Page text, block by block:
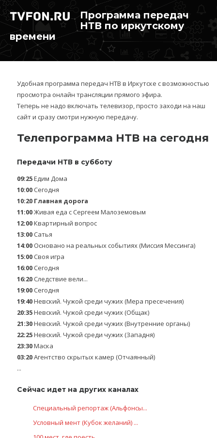
Программа передач
НТВ по иркутскому
времени
Удобная программа передач НТВ в Иркутске с возможностью
просмотра онлайн трансляции прямого эфира.
Теперь не надо включать телевизор, просто заходи на наш
сайт и сразу смотри нужную передачу.
Телепрограмма НТВ на сегодня
Передачи НТВ в субботу
09:25Едим Дома
10:00Сегодня
10:20 Главная дорога
11:00Живая еда с Сергеем Малоземовым
12:00Квартирный вопрос
13:00Сатья
14:00 Основано на реальных событиях (Миссия Мессинга)
15:00Своя игра
16:00Сегодня
16:20Следствие вели...
19:00Сегодня
19:40Невский. Чужой среди чужих (Мера пресечения)
20:35Невский. Чужой среди чужих (Общак)
21:30Невский. Чужой среди чужих (Внутренние органы)
22:25Невский. Чужой среди чужих (Западня)
23:30Маска
03:20Агентство скрытых камер (Отчаянный)
...
Сейчас идет на других каналах
Специальный репортаж (Альфонсы...
Условный мент (Кубок желаний) ...